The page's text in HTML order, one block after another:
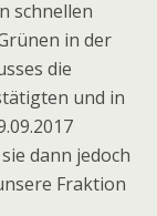
schnellen
in der
die
und in
dann jedoch
Fraktion